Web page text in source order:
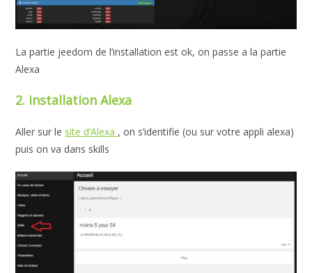
La partie jeedom de l’installation est ok, on passe a la partie
Alexa
2. installation Alexa
Aller sur le site d’Alexa , on s’identifie (ou sur votre appli alexa)
puis on va dans skills